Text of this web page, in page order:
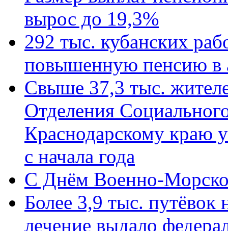
вырос до 19,3%
292 тыс. кубанских
повышенную пенсию в
Свыше 37,3 тыс.
Отделения
Краснодарскому краю
с начала года
C Днём Военно-
Более 3,9 тыс. путёвок
лечение выдало